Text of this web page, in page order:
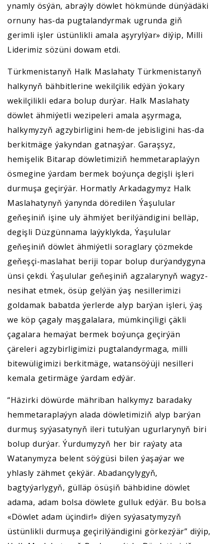
ynamly ösýän, abraýly döwlet hökmünde dünýädäki
ornuny has-da pugtalandyrmak ugrunda giň
gerimli işler üstünlikli amala aşyrylýar» diýip, Milli
Liderimiz sözüni dowam etdi.
Türkmenistanyň Halk Maslahaty Türkmenistanyň
halkynyň bähbitlerine wekilçilik edýän ýokary
wekilçilikli edara bolup durýar. Halk Maslahaty
döwlet ähmiýetli wezipeleri amala aşyrmaga,
halkymyzyň agzybirligini hem-de jebisligini has-da
berkitmäge ýakyndan gatnaşýar. Garaşsyz,
hemişelik Bitarap döwletimiziň hemmetaraplaýyn
ösmegine ýardam bermek boýunça degişli işleri
durmuşa geçirýär. Hormatly Arkadagymyz Halk
Maslahatynyň ýanynda döredilen Ýaşulular
geňeşiniň işine uly ähmiýet berilýändigini belläp,
degişli Düzgünnama laýyklykda, Ýaşulular
geňeşiniň döwlet ähmiýetli soraglary çözmekde
geňeşçi-maslahat beriji topar bolup durýandygyna
ünsi çekdi. Ýaşulular geňeşiniň agzalarynyň wagyz-
nesihat etmek, ösüp gelýän ýaş nesillerimizi
goldamak babatda ýerlerde alyp barýan işleri, ýaş
we köp çagaly maşgalalara, mümkinçiligi çäkli
çagalara hemaýat bermek boýunça geçirýän
çäreleri agzybirligimizi pugtalandyrmaga, milli
bitewüligimizi berkitmäge, watansöýüji nesilleri
kemala getirmäge ýardam edýär.
“Häzirki döwürde mähriban halkymyz baradaky
hemmetaraplaýyn alada döwletimiziň alyp barýan
durmuş syýasatynyň ileri tutulýan ugurlarynyň biri
bolup durýar. Ýurdumyzyň her bir raýaty ata
Watanymyza belent söýgüsi bilen ýaşaýar we
yhlasly zähmet çekýär. Abadançylygyň,
bagtyýarlygyň, gülläp ösüşiň bähbidine döwlet
adama, adam bolsa döwlete gulluk edýär. Bu bolsa
«Döwlet adam üçindir!» diýen syýasatymyzyň
üstünlikli durmuşa geçirilýändigini görkezýär” diýip,